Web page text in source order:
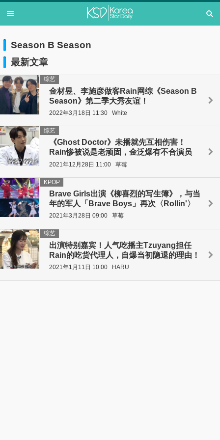
Season B Season
最新文章
金材昱、李施彦做客Rain网综《Season B
Season》第二季大秀友谊！
综艺
2022年3月18日 11:30 White
《Ghost Doctor》未播就先互相伤害！
Rain惨被说是老顽固，金泛爆有不合演员
综艺
2021年12月28日 11:00 草莓
Brave Girls出演《柳喜烈的写生簿》，与当
年的军人「Brave Boys」再次〈Rollin'〉
KPOP
2021年3月28日 09:00 草莓
出演特别嘉宾！人气吃播主Tzuyang担任
Rain的吃货代理人，自爆当初隐退的理由！
综艺
2021年1月11日 10:00 HARU